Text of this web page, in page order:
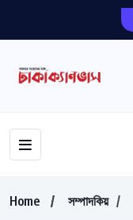
Home সম্পাদকিয়